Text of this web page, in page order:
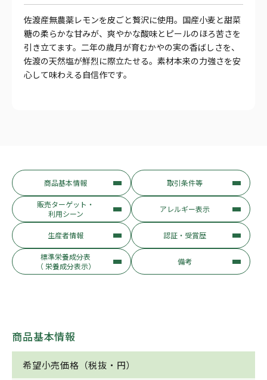
佐渡産無農薬レモンを皮ごと贅沢に使用。国産小麦と甜菜
糖の柔らかな甘みが、爽やかな酸味とピールのほろ苦さを
引き立てます。二年の歳月が育むかやの実の香ばしさを、
佐渡の天然塩が鮮烈に際立たせる。素材本来の力強さを安
心して味わえる自信作です。
商品基本情報 取引条件等
販売ターゲット・
利用シーン
アレルギー表示
生産者情報 認証・受賞歴
標準栄養成分表
（ 栄養成分表示）
備考
商品基本情報
希望小売価格（税抜・円）